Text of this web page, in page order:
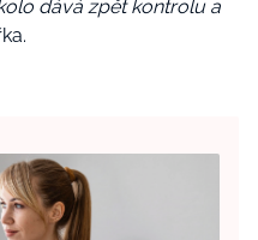
dává zpět kontrolu a